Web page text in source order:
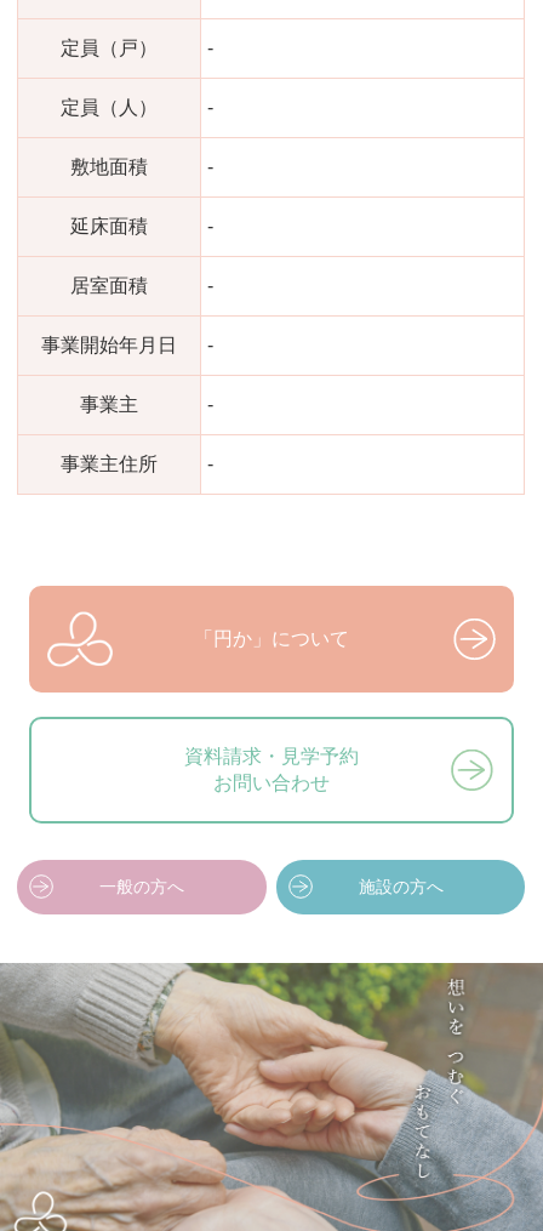
定員（戸） -
定員（人） -
敷地面積 -
延床面積 -
居室面積 -
事業開始年月日 -
事業主 -
事業主住所 -
「円か」について
資料請求・見学予約
お問い合わせ
一般の方へ 施設の方へ